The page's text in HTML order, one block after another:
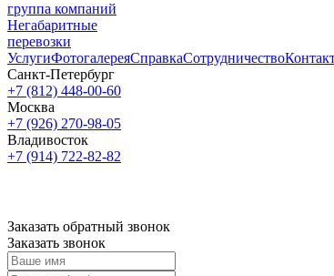
группа компаний
Негабаритные
перевозки
УслугиФотогалереяСправкаСотрудничество
Санкт-Петербург
+7 (812) 448-00-60
Москва
+7 (926) 270-98-05
Владивосток
+7 (914) 722-82-82
Заказать обратный звонок
Заказать звонок